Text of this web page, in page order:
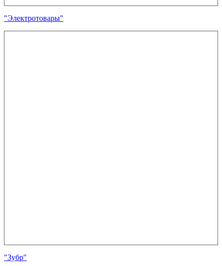
"Электротовары"
"Зубр"